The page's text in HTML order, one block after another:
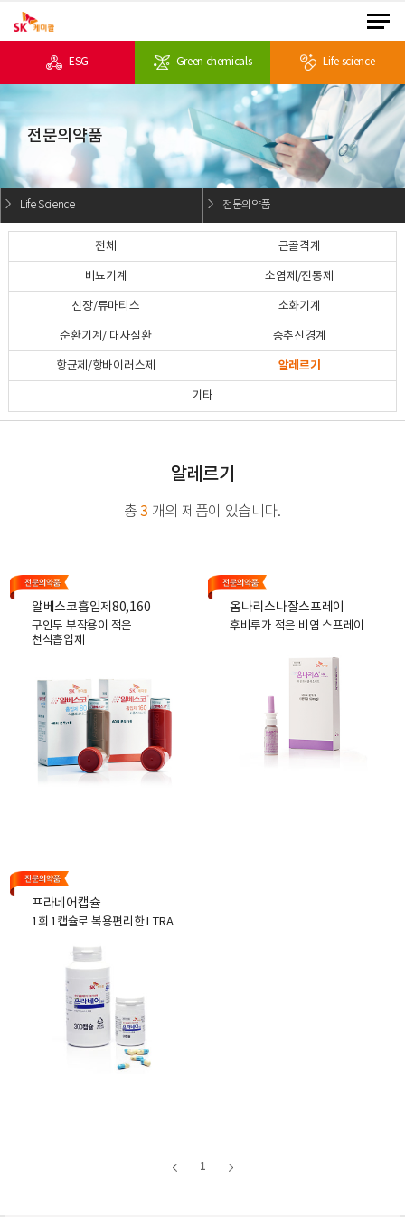
ESG Green chemicals Life science
전문의약품
Life Science 전문의약품
전체 근골격계
비뇨기계 소염제/진통제
신장/류마티스 소화기계
순환기계/ 대사질환 중추신경계
항균제/항바이러스제 알레르기
기타
알레르기
총3 개의 제품이 있습니다.
알베스코흡입제80,160
구인두 부작용이 적은
천식흡입제
옴나리스나잘스프레이
후비루가 적은 비염 스프레이
프라네어캡슐
1회 1캡슐로 복용편리한 LTRA
1